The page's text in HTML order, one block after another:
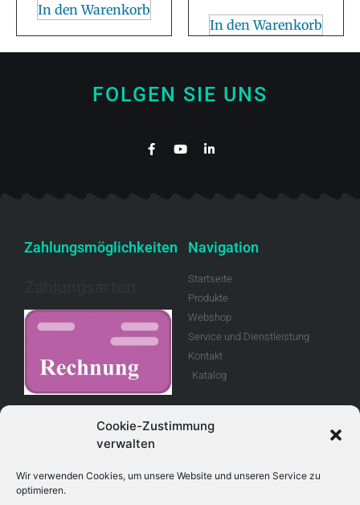
Cookie-Zustimmung
verwalten
Wir verwenden Cookies, um unsere Website und unseren Service zu
optimieren.
In den Warenkorb
In den Warenkorb
FOLGEN SIE UNS
Zahlungsmöglichkeiten
Geschäftsbedingungen
Retouren
Navigation
Startseite
Produkte
Webshop
Service und Dienstleistung
Kontakt
Katalog